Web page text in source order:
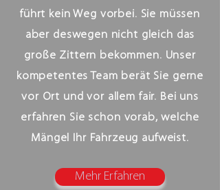
führt kein Weg vorbei. Sie müssen
aber deswegen nicht gleich das
große Zittern bekommen. Unser
kompetentes Team berät Sie gerne
vor Ort und vor allem fair. Bei uns
erfahren Sie schon vorab, welche
Mängel Ihr Fahrzeug aufweist.
Mehr Erfahren